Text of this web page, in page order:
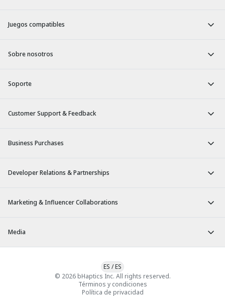
Juegos compatibles
Sobre nosotros
Soporte
Customer Support & Feedback
Business Purchases
Developer Relations & Partnerships
Marketing & Influencer Collaborations
Media
© 2026 bHaptics Inc. All rights reserved.
Términos y condiciones
Política de privacidad
ES /ES